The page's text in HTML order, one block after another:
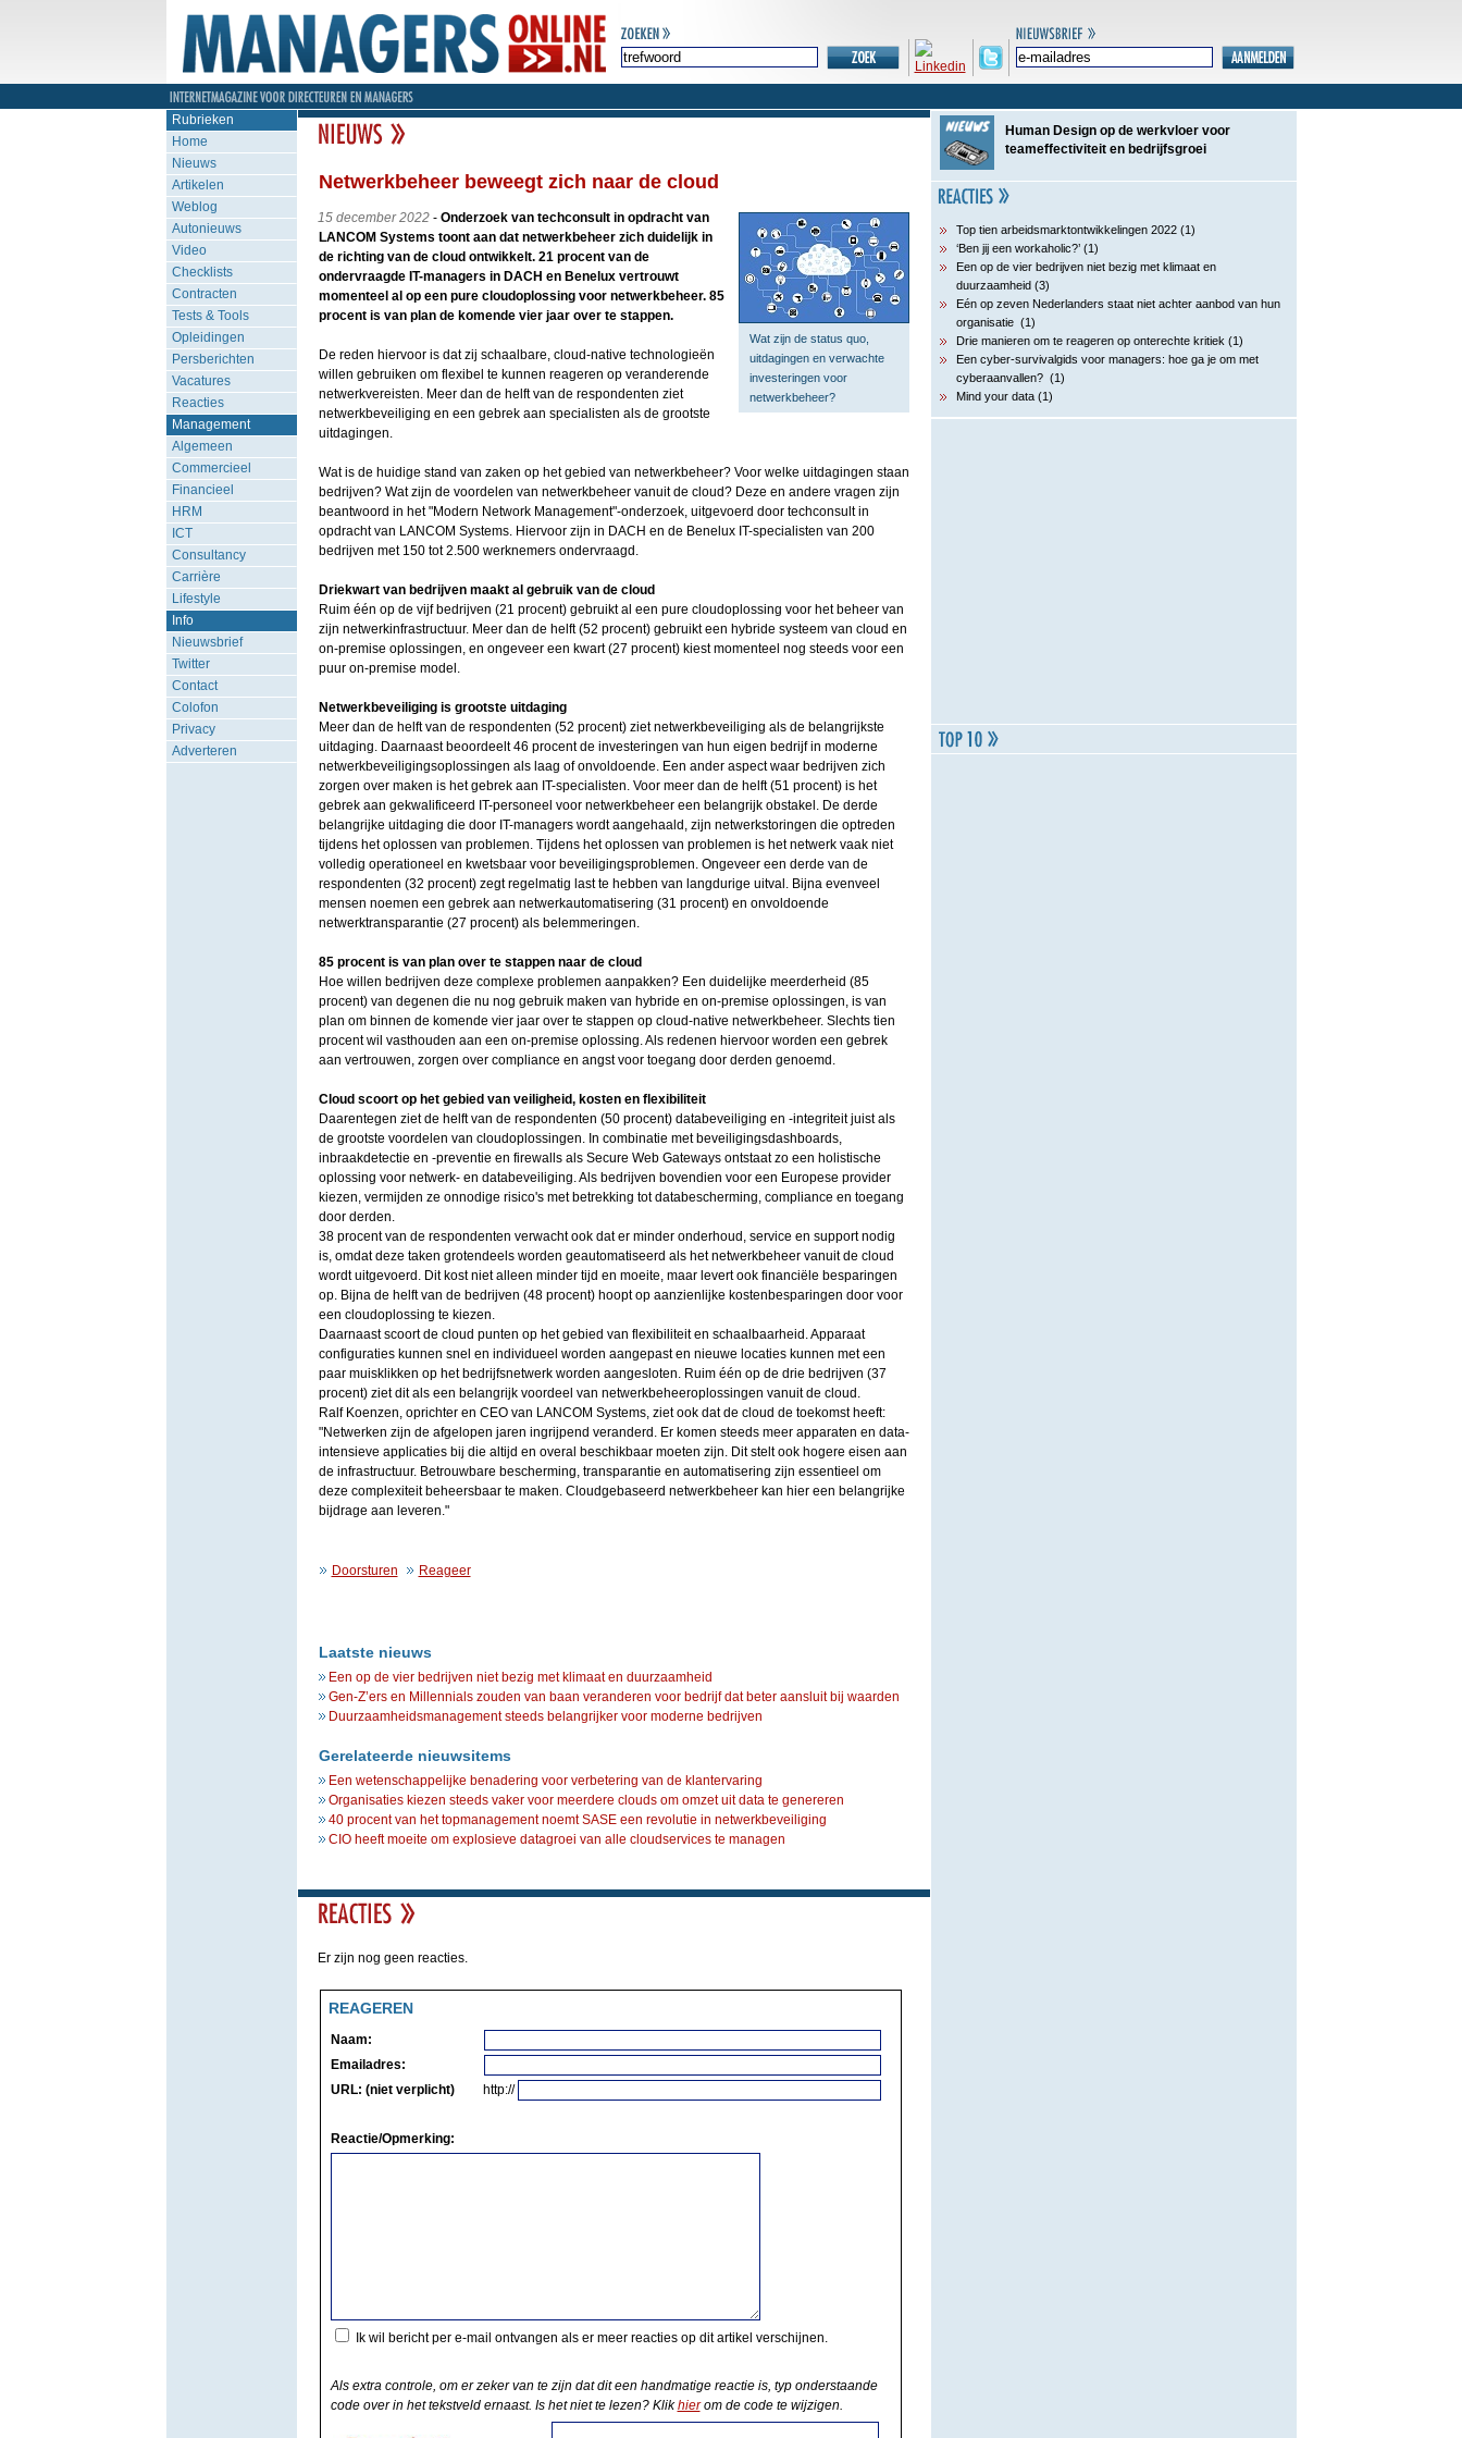
Rubrieken
Home
Nieuws
Artikelen
Weblog
Autonieuws
Video
Checklists
Contracten
Tests & Tools
Opleidingen
Persberichten
Vacatures
Reacties
Management
Algemeen
Commercieel
Financieel
HRM
ICT
Consultancy
Carrière
Lifestyle
Info
Nieuwsbrief
Twitter
Contact
Colofon
Privacy
Adverteren
Netwerkbeheer beweegt zich naar de cloud
Wat zijn de status quo,
uitdagingen en verwachte
investeringen voor
netwerkbeheer?
15 december 2022- Onderzoek van techconsult in opdracht van
LANCOM Systems toont aan dat netwerkbeheer zich duidelijk in
de richting van de cloud ontwikkelt. 21 procent van de
ondervraagde IT-managers in DACH en Benelux vertrouwt
momenteel al op een pure cloudoplossing voor netwerkbeheer. 85
procent is van plan de komende vier jaar over te stappen.
De reden hiervoor is dat zij schaalbare, cloud-native technologieën
willen gebruiken om flexibel te kunnen reageren op veranderende
netwerkvereisten. Meer dan de helft van de respondenten ziet
netwerkbeveiliging en een gebrek aan specialisten als de grootste
uitdagingen.
Wat is de huidige stand van zaken op het gebied van netwerkbeheer? Voor welke uitdagingen staan
bedrijven? Wat zijn de voordelen van netwerkbeheer vanuit de cloud? Deze en andere vragen zijn
beantwoord in het "Modern Network Management"-onderzoek, uitgevoerd door techconsult in
opdracht van LANCOM Systems. Hiervoor zijn in DACH en de Benelux IT-specialisten van 200
bedrijven met 150 tot 2.500 werknemers ondervraagd.
Driekwart van bedrijven maakt al gebruik van de cloud
Ruim één op de vijf bedrijven (21 procent) gebruikt al een pure cloudoplossing voor het beheer van
zijn netwerkinfrastructuur. Meer dan de helft (52 procent) gebruikt een hybride systeem van cloud en
on-premise oplossingen, en ongeveer een kwart (27 procent) kiest momenteel nog steeds voor een
puur on-premise model.
Netwerkbeveiliging is grootste uitdaging
Meer dan de helft van de respondenten (52 procent) ziet netwerkbeveiliging als de belangrijkste
uitdaging. Daarnaast beoordeelt 46 procent de investeringen van hun eigen bedrijf in moderne
netwerkbeveiligingsoplossingen als laag of onvoldoende. Een ander aspect waar bedrijven zich
zorgen over maken is het gebrek aan IT-specialisten. Voor meer dan de helft (51 procent) is het
gebrek aan gekwalificeerd IT-personeel voor netwerkbeheer een belangrijk obstakel. De derde
belangrijke uitdaging die door IT-managers wordt aangehaald, zijn netwerkstoringen die optreden
tijdens het oplossen van problemen. Tijdens het oplossen van problemen is het netwerk vaak niet
volledig operationeel en kwetsbaar voor beveiligingsproblemen. Ongeveer een derde van de
respondenten (32 procent) zegt regelmatig last te hebben van langdurige uitval. Bijna evenveel
mensen noemen een gebrek aan netwerkautomatisering (31 procent) en onvoldoende
netwerktransparantie (27 procent) als belemmeringen.
85 procent is van plan over te stappen naar de cloud
Hoe willen bedrijven deze complexe problemen aanpakken? Een duidelijke meerderheid (85
procent) van degenen die nu nog gebruik maken van hybride en on-premise oplossingen, is van
plan om binnen de komende vier jaar over te stappen op cloud-native netwerkbeheer. Slechts tien
procent wil vasthouden aan een on-premise oplossing. Als redenen hiervoor worden een gebrek
aan vertrouwen, zorgen over compliance en angst voor toegang door derden genoemd.
Cloud scoort op het gebied van veiligheid, kosten en flexibiliteit
Daarentegen ziet de helft van de respondenten (50 procent) databeveiliging en -integriteit juist als
de grootste voordelen van cloudoplossingen. In combinatie met beveiligingsdashboards,
inbraakdetectie en -preventie en firewalls als Secure Web Gateways ontstaat zo een holistische
oplossing voor netwerk- en databeveiliging. Als bedrijven bovendien voor een Europese provider
kiezen, vermijden ze onnodige risico's met betrekking tot databescherming, compliance en toegang
door derden.
38 procent van de respondenten verwacht ook dat er minder onderhoud, service en support nodig
is, omdat deze taken grotendeels worden geautomatiseerd als het netwerkbeheer vanuit de cloud
wordt uitgevoerd. Dit kost niet alleen minder tijd en moeite, maar levert ook financiële besparingen
op. Bijna de helft van de bedrijven (48 procent) hoopt op aanzienlijke kostenbesparingen door voor
een cloudoplossing te kiezen.
Daarnaast scoort de cloud punten op het gebied van flexibiliteit en schaalbaarheid. Apparaat
configuraties kunnen snel en individueel worden aangepast en nieuwe locaties kunnen met een
paar muisklikken op het bedrijfsnetwerk worden aangesloten. Ruim één op de drie bedrijven (37
procent) ziet dit als een belangrijk voordeel van netwerkbeheeroplossingen vanuit de cloud.
Ralf Koenzen, oprichter en CEO van LANCOM Systems, ziet ook dat de cloud de toekomst heeft:
"Netwerken zijn de afgelopen jaren ingrijpend veranderd. Er komen steeds meer apparaten en data-
intensieve applicaties bij die altijd en overal beschikbaar moeten zijn. Dit stelt ook hogere eisen aan
de infrastructuur. Betrouwbare bescherming, transparantie en automatisering zijn essentieel om
deze complexiteit beheersbaar te maken. Cloudgebaseerd netwerkbeheer kan hier een belangrijke
bijdrage aan leveren."
Doorsturen Reageer
Laatste nieuws
Een op de vier bedrijven niet bezig met klimaat en duurzaamheid
Gen-Z’ers en Millennials zouden van baan veranderen voor bedrijf dat beter aansluit bij waarden
Duurzaamheidsmanagement steeds belangrijker voor moderne bedrijven
Gerelateerde nieuwsitems
Een wetenschappelijke benadering voor verbetering van de klantervaring
Organisaties kiezen steeds vaker voor meerdere clouds om omzet uit data te genereren
40 procent van het topmanagement noemt SASE een revolutie in netwerkbeveiliging
CIO heeft moeite om explosieve datagroei van alle cloudservices te managen
Er zijn nog geen reacties.
REAGEREN
Naam:
Emailadres:
URL: (niet verplicht)
http://
Reactie/Opmerking:
Ik wil bericht per e-mail ontvangen als er meer reacties op dit artikel verschijnen.
Als extra controle, om er zeker van te zijn dat dit een handmatige reactie is, typ onderstaande
code over in het tekstveld ernaast. Is het niet te lezen? Klikhierom de code te wijzigen.
Human Design op de werkvloer voor
teameffectiviteit en bedrijfsgroei
Top tien arbeidsmarktontwikkelingen 2022 (1)
‘Ben jij een workaholic?’ (1)
Een op de vier bedrijven niet bezig met klimaat en
duurzaamheid (3)
Eén op zeven Nederlanders staat niet achter aanbod van hun
organisatie (1)
Drie manieren om te reageren op onterechte kritiek (1)
Een cyber-survivalgids voor managers: hoe ga je om met
cyberaanvallen? (1)
Mind your data (1)